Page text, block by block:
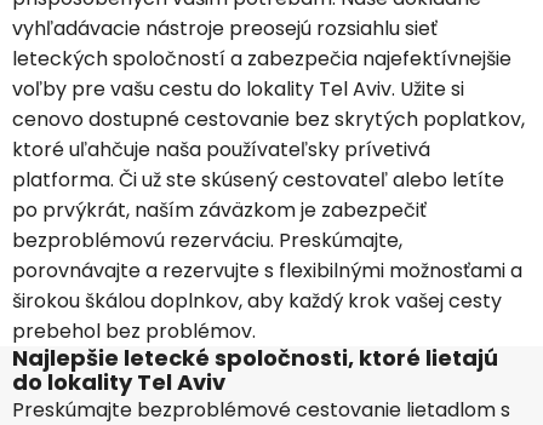
vyhľadávacie nástroje preosejú rozsiahlu sieť
leteckých spoločností a zabezpečia najefektívnejšie
voľby pre vašu cestu do lokality Tel Aviv. Užite si
cenovo dostupné cestovanie bez skrytých poplatkov,
ktoré uľahčuje naša používateľsky prívetivá
platforma. Či už ste skúsený cestovateľ alebo letíte
po prvýkrát, naším záväzkom je zabezpečiť
bezproblémovú rezerváciu. Preskúmajte,
porovnávajte a rezervujte s flexibilnými možnosťami a
širokou škálou doplnkov, aby každý krok vašej cesty
prebehol bez problémov.
Najlepšie letecké spoločnosti, ktoré lietajú
do lokality Tel Aviv
Preskúmajte bezproblémové cestovanie lietadlom s